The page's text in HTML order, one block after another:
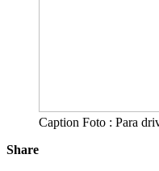
Caption Foto : Para
Share